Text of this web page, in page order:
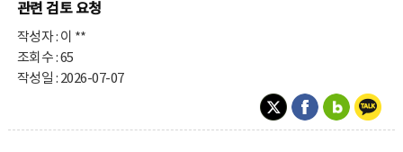
관련 검토 요청
작성자 : 이 **
조회수 : 65
작성일 : 2026-07-07